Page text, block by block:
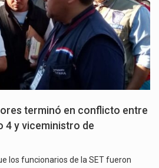
terminó en conflicto entre
4 y viceministro de
los funcionarios de la SET fueron